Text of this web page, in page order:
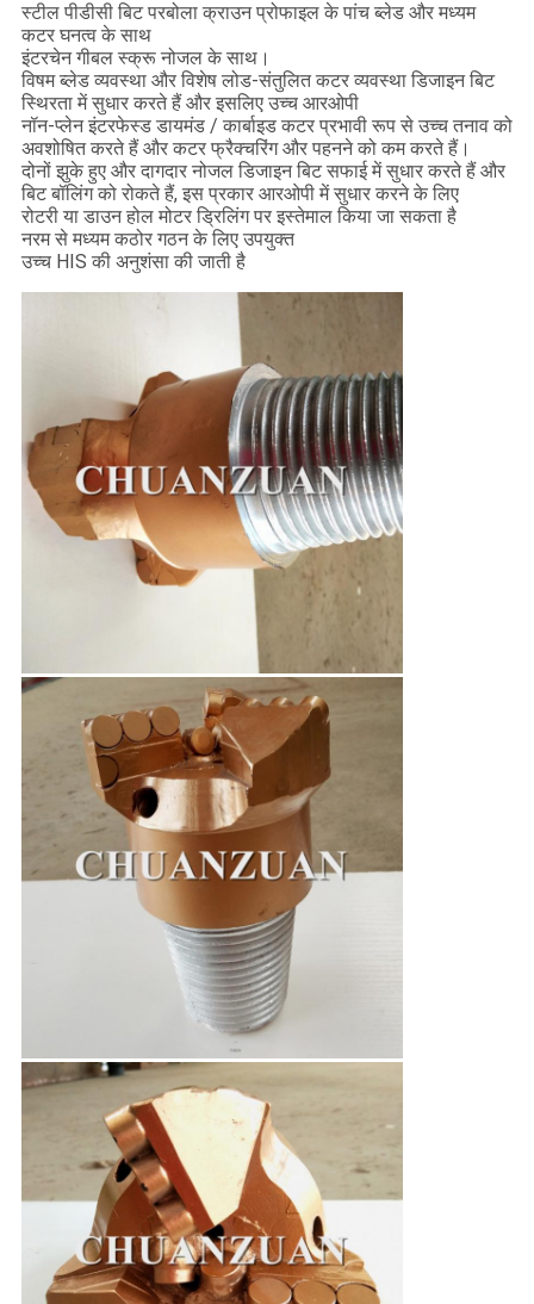
स्टील पीडीसी बिट परबोला क्राउन प्रोफाइल के पांच ब्लेड और मध्यम
कटर घनत्व के साथ
इंटरचेन गीबल स्क्रू नोजल के साथ।
विषम ब्लेड व्यवस्था और विशेष लोड-संतुलित कटर व्यवस्था डिजाइन बिट
स्थिरता में सुधार करते हैं और इसलिए उच्च आरओपी
नॉन-प्लेन इंटरफेस्ड डायमंड / कार्बाइड कटर प्रभावी रूप से उच्च तनाव को
अवशोषित करते हैं और कटर फ्रैक्चरिंग और पहनने को कम करते हैं।
दोनों झुके हुए और दागदार नोजल डिजाइन बिट सफाई में सुधार करते हैं और
बिट बॉलिंग को रोकते हैं, इस प्रकार आरओपी में सुधार करने के लिए
रोटरी या डाउन होल मोटर ड्रिलिंग पर इस्तेमाल किया जा सकता है
नरम से मध्यम कठोर गठन के लिए उपयुक्त
उच्च HIS की अनुशंसा की जाती है